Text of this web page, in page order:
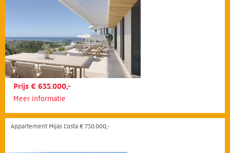
Prijs € 635.000,-
Meer informatie
Appartement Mijas Costa € 730.000,-